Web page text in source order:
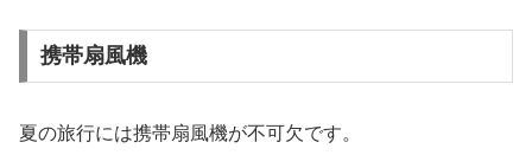
携帯扇風機
夏の旅行には携帯扇風機が不可欠です。